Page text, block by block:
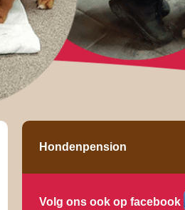
Hondenpension
Volg ons ook op facebook